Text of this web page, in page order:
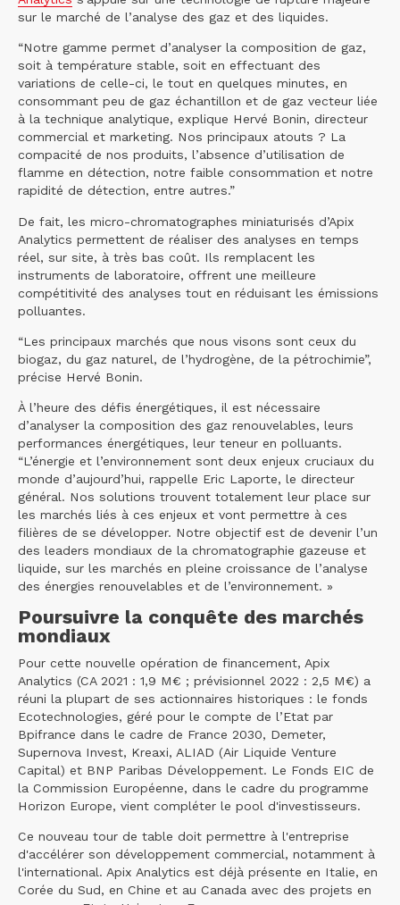
sur le marché de l’analyse des gaz et des liquides.
“Notre gamme permet d’analyser la composition de gaz,
soit à température stable, soit en effectuant des
variations de celle-ci, le tout en quelques minutes, en
consommant peu de gaz échantillon et de gaz vecteur liée
à la technique analytique, explique Hervé Bonin, directeur
commercial et marketing. Nos principaux atouts ? La
compacité de nos produits, l’absence d’utilisation de
flamme en détection, notre faible consommation et notre
rapidité de détection, entre autres.”
De fait, les micro-chromatographes miniaturisés d’Apix
Analytics permettent de réaliser des analyses en temps
réel, sur site, à très bas coût. Ils remplacent les
instruments de laboratoire, offrent une meilleure
compétitivité des analyses tout en réduisant les émissions
polluantes.
“Les principaux marchés que nous visons sont ceux du
biogaz, du gaz naturel, de l’hydrogène, de la pétrochimie”,
précise Hervé Bonin.
À l’heure des défis énergétiques, il est nécessaire
d’analyser la composition des gaz renouvelables, leurs
performances énergétiques, leur teneur en polluants.
“L’énergie et l’environnement sont deux enjeux cruciaux du
monde d’aujourd’hui, rappelle Eric Laporte, le directeur
général. Nos solutions trouvent totalement leur place sur
les marchés liés à ces enjeux et vont permettre à ces
filières de se développer. Notre objectif est de devenir l’un
des leaders mondiaux de la chromatographie gazeuse et
liquide, sur les marchés en pleine croissance de l’analyse
des énergies renouvelables et de l’environnement. »
Poursuivre la conquête des marchés
mondiaux
Pour cette nouvelle opération de financement, Apix
Analytics (CA 2021 : 1,9 M€ ; prévisionnel 2022 : 2,5 M€) a
réuni la plupart de ses actionnaires historiques : le fonds
Ecotechnologies, géré pour le compte de l’Etat par
Bpifrance dans le cadre de France 2030, Demeter,
Supernova Invest, Kreaxi, ALIAD (Air Liquide Venture
Capital) et BNP Paribas Développement. Le Fonds EIC de
la Commission Européenne, dans le cadre du programme
Horizon Europe, vient compléter le pool d'investisseurs.
Ce nouveau tour de table doit permettre à l'entreprise
d'accélérer son développement commercial, notamment à
l'international. Apix Analytics est déjà présente en Italie, en
Corée du Sud, en Chine et au Canada avec des projets en